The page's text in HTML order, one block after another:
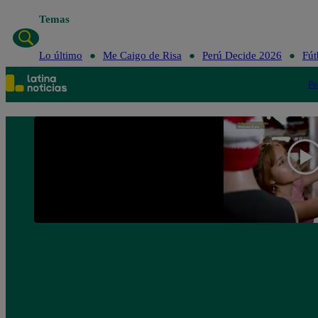
Temas
Lo último Me Caigo de Risa Perú Decide 2026